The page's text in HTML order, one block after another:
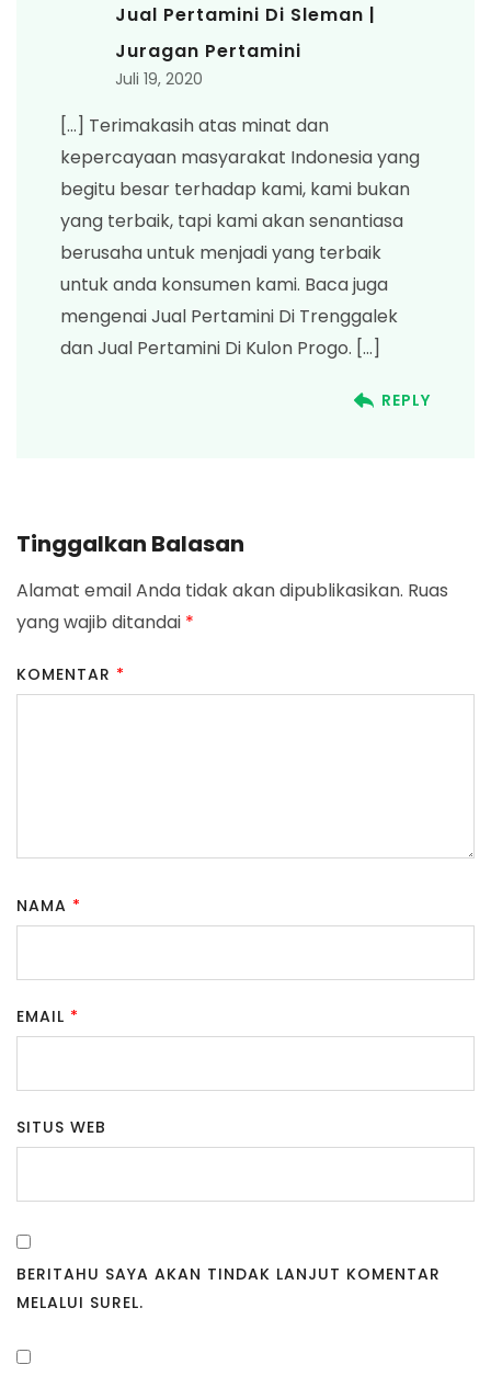
Jual Pertamini Di Sleman |
Juragan Pertamini
Juli 19, 2020
[…] Terimakasih atas minat dan
kepercayaan masyarakat Indonesia yang
begitu besar terhadap kami, kami bukan
yang terbaik, tapi kami akan senantiasa
berusaha untuk menjadi yang terbaik
untuk anda konsumen kami. Baca juga
mengenai Jual Pertamini Di Trenggalek
dan Jual Pertamini Di Kulon Progo. […]
REPLY
Tinggalkan Balasan
Alamat email Anda tidak akan dipublikasikan. Ruas
yang wajib ditandai *
KOMENTAR *
NAMA *
EMAIL *
SITUS WEB
BERITAHU SAYA AKAN TINDAK LANJUT KOMENTAR
MELALUI SUREL.